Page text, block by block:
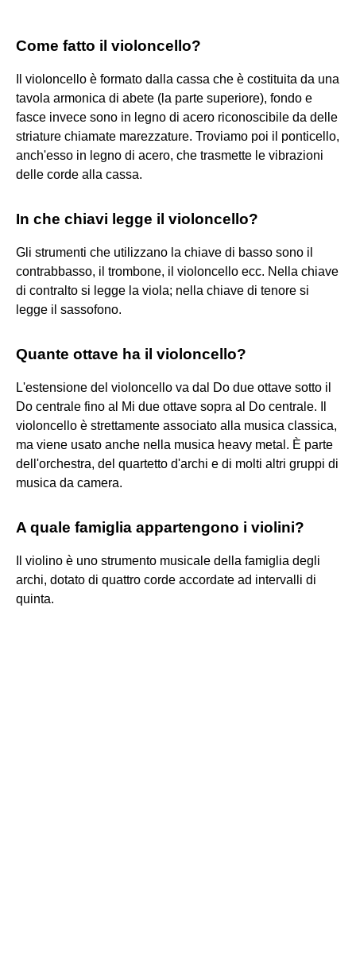
Come fatto il violoncello?
Il violoncello è formato dalla cassa che è costituita da una
tavola armonica di abete (la parte superiore), fondo e
fasce invece sono in legno di acero riconoscibile da delle
striature chiamate marezzature. Troviamo poi il ponticello,
anch'esso in legno di acero, che trasmette le vibrazioni
delle corde alla cassa.
In che chiavi legge il violoncello?
Gli strumenti che utilizzano la chiave di basso sono il
contrabbasso, il trombone, il violoncello ecc. Nella chiave
di contralto si legge la viola; nella chiave di tenore si
legge il sassofono.
Quante ottave ha il violoncello?
L'estensione del violoncello va dal Do due ottave sotto il
Do centrale fino al Mi due ottave sopra al Do centrale. Il
violoncello è strettamente associato alla musica classica,
ma viene usato anche nella musica heavy metal. È parte
dell'orchestra, del quartetto d'archi e di molti altri gruppi di
musica da camera.
A quale famiglia appartengono i violini?
Il violino è uno strumento musicale della famiglia degli
archi, dotato di quattro corde accordate ad intervalli di
quinta.